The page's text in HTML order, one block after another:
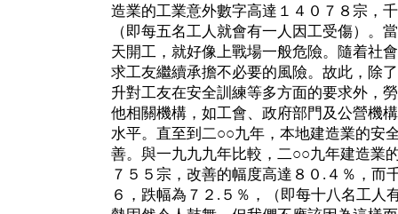
造業的工業意外數字高達１４０７８宗，
（即每五名工人就會有一人因工受傷）。
天開工，就好像上戰場一般危險。隨着社
求工友繼續承擔不必要的風險。故此，除
升對工友在安全訓練等多方面的要求外，
他相關機構，如工會、政府部門及公營機
水平。直至到二○○九年，本地建造業的安
善。與一九九九年比較，二○○九年建造業
７５５宗，改善的幅度高達８０.４％，而
６，跌幅為７２.５％，（即每十八名工人